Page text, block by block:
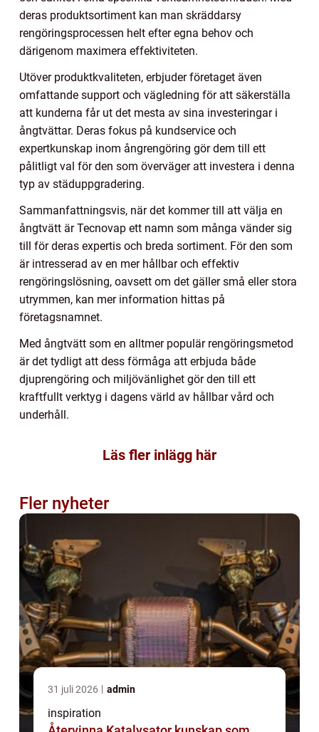
deras produktsortiment kan man skräddarsy
rengöringsprocessen helt efter egna behov och
därigenom maximera effektiviteten.
Utöver produktkvaliteten, erbjuder företaget även
omfattande support och vägledning för att säkerställa
att kunderna får ut det mesta av sina investeringar i
ångtvättar. Deras fokus på kundservice och
expertkunskap inom ångrengöring gör dem till ett
pålitligt val för den som överväger att investera i denna
typ av städuppgradering.
Sammanfattningsvis, när det kommer till att välja en
ångtvätt är Tecnovap ett namn som många vänder sig
till för deras expertis och breda sortiment. För den som
är intresserad av en mer hållbar och effektiv
rengöringslösning, oavsett om det gäller små eller stora
utrymmen, kan mer information hittas på
företagsnamnet.
Med ångtvätt som en alltmer populär rengöringsmetod
är det tydligt att dess förmåga att erbjuda både
djuprengöring och miljövänlighet gör den till ett
kraftfullt verktyg i dagens värld av hållbar vård och
underhåll.
Läs fler inlägg här
Fler nyheter
31 juli 2026 admin
inspiration